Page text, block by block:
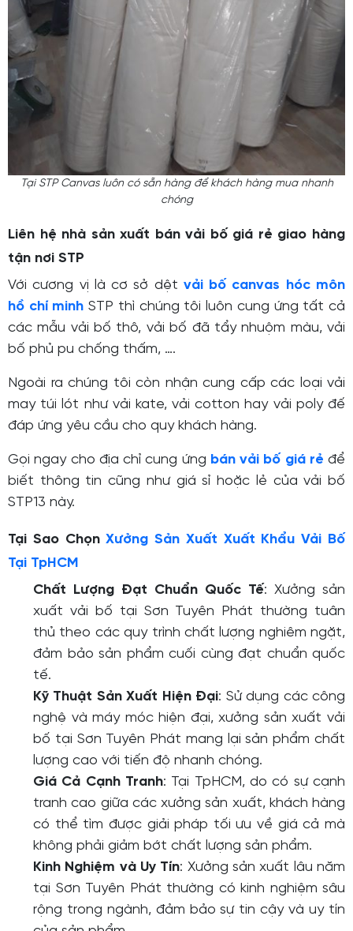
Tại STP Canvas luôn có sẵn hàng để khách hàng mua nhanh
chóng
Liên hệ nhà sản xuất bán vải bố giá rẻ giao hàng
tận nơi STP
Với cương vị là cơ sở dệt vải bố canvas hóc môn
hồ chí minh STP thì chúng tôi luôn cung ứng tất cả
các mẫu vải bố thô, vải bố đã tẩy nhuộm màu, vải
bố phủ pu chống thấm, ….
Ngoài ra chúng tôi còn nhận cung cấp các loại vải
may túi lót như vải kate, vải cotton hay vải poly đế
đáp ứng yêu cầu cho quy khách hàng.
Gọi ngay cho địa chỉ cung ứng bán vải bố giá rẻ để
biết thông tin cũng như giá sỉ hoặc lẻ của vải bố
STP13 này.
Tại Sao ChọnXưởng Sản Xuất Xuất Khẩu Vải Bố
Tại TpHCM
Chất Lượng Đạt Chuẩn Quốc Tế: Xưởng sản
xuất vải bố tại Sơn Tuyên Phát thường tuân
thủ theo các quy trình chất lượng nghiêm ngặt,
đảm bảo sản phẩm cuối cùng đạt chuẩn quốc
tế.
Kỹ Thuật Sản Xuất Hiện Đại: Sử dụng các công
nghệ và máy móc hiện đại, xưởng sản xuất vải
bố tại Sơn Tuyên Phát mang lại sản phẩm chất
lượng cao với tiến độ nhanh chóng.
Giá Cả Cạnh Tranh: Tại TpHCM, do có sự cạnh
tranh cao giữa các xưởng sản xuất, khách hàng
có thể tìm được giải pháp tối ưu về giá cả mà
không phải giảm bớt chất lượng sản phẩm.
Kinh Nghiệm và Uy Tín: Xưởng sản xuất lâu năm
tại Sơn Tuyên Phát thường có kinh nghiệm sâu
rộng trong ngành, đảm bảo sự tin cậy và uy tín